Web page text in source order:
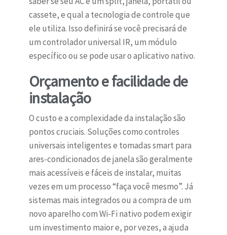
cassete, e qual a tecnologia de controle que
ele utiliza. Isso definirá se você precisará de
um controlador universal IR, um módulo
específico ou se pode usar o aplicativo nativo.
Orçamento e facilidade de
instalação
O custo e a complexidade da instalação são
pontos cruciais. Soluções como controles
universais inteligentes e tomadas smart para
ares-condicionados de janela são geralmente
mais acessíveis e fáceis de instalar, muitas
vezes em um processo “faça você mesmo”. Já
sistemas mais integrados ou a compra de um
novo aparelho com Wi-Fi nativo podem exigir
um investimento maior e, por vezes, a ajuda